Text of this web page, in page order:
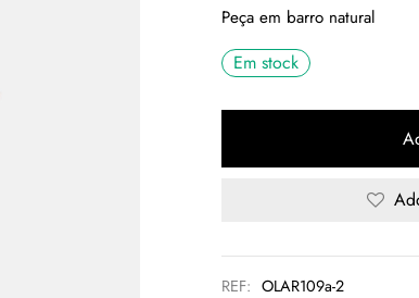
Peça em barro natural
Em stock
REF: OLAR109a-2